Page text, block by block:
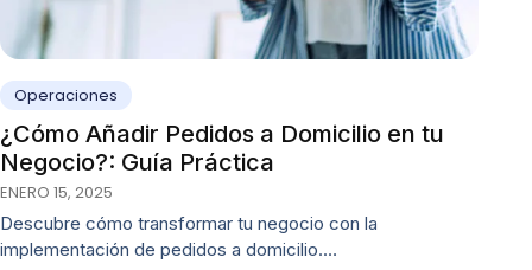
Operaciones
¿Cómo Añadir Pedidos a Domicilio en tu
Negocio?: Guía Práctica
ENERO 15, 2025
Descubre cómo transformar tu negocio con la
implementación de pedidos a domicilio.…